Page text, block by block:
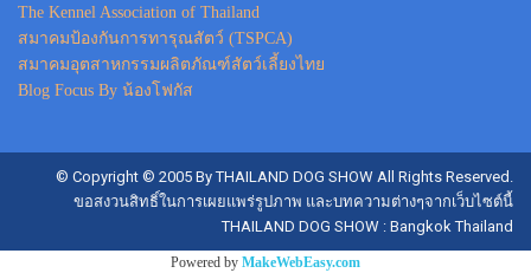
The Kennel Association of Thailand
สมาคมป้องกันการทารุณสัตว์ (TSPCA)
สมาคมอุตสาหกรรมผลิตภัณฑ์สัตว์เลี้ยงไทย
Blog Focus By น้องโฟกัส
© Copyright © 2005 By THAILAND DOG SHOW All Rights Reserved.
ขอสงวนสิทธิ์ในการเผยแพร่รูปภาพ และบทความต่างๆจากเว็บไซต์นี้
THAILAND DOG SHOW : Bangkok Thailand
Powered by MakeWebEasy.com